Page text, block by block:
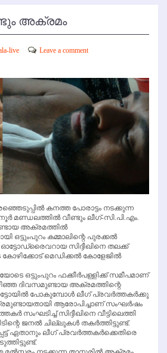
അക്രമം
live
Leave a comment
കനത്ത പോരാട്ടം നടക്കുന്ന
മണ്ഡലത്തില്‍ വീണ്ടും ലീഗ്-സി.പി.എം.
അക്രമത്തില്‍
ഒട്ടുംപുറം കമ്മാലിന്റെ പുരക്കല്‍
ഓട്ടോഡ്രൈവറായ സിദ്ദീഖിനെ തലക്ക്
മെഡിക്കല്‍ കോളേജില്‍
ഒട്ടുംപുറം ഫക്കീര്‍പള്ളിക്ക് സമീപമാണ്
ദിവസമുണ്ടായ അക്രമത്തിന്റെ
പോകുമ്പോള്‍ ലീഗ് പ്രവര്‍ത്തകര്‍ക്കു
ആരോപിച്ചാണ് സംഘര്‍ഷം
സംഘടിച്ച് സിദ്ദീഖിനെ വീട്ടിലെത്തി
ജനല്‍ ചില്ലുകള്‍ തകര്‍ത്തിട്ടുണ്ട്.
ഏതാനും ലീഗ് പ്രവര്‍ത്തകര്‍ക്കെതിരെ